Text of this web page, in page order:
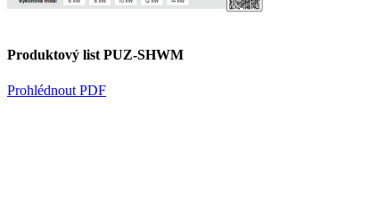
Produktový list PUZ-SHWM
Prohlédnout PDF